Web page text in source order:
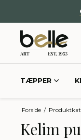
TÆPPER
Forside /
Kelim